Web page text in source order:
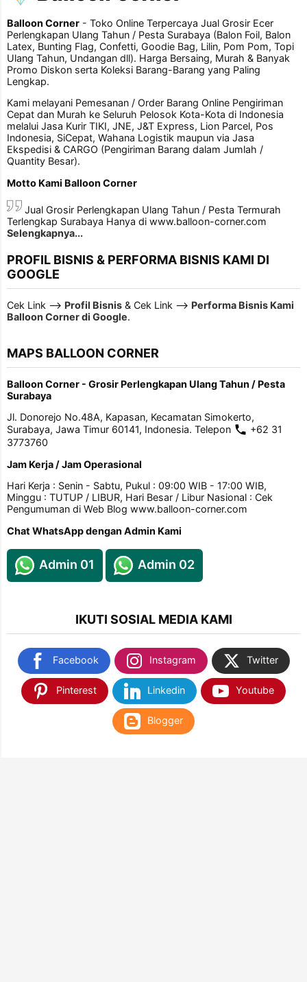
Balloon Corner - Toko Online Terpercaya Jual Grosir Ecer
Perlengkapan Ulang Tahun / Pesta Surabaya (Balon Foil, Balon
Latex, Bunting Flag, Confetti, Goodie Bag, Lilin, Pom Pom, Topi
Ulang Tahun, Undangan dll). Harga Bersaing, Murah & Banyak
Promo Diskon serta Koleksi Barang-Barang yang Paling
Lengkap.
Kami melayani Pemesanan / Order Barang Online Pengiriman
Cepat dan Murah ke Seluruh Pelosok Kota-Kota di Indonesia
melalui Jasa Kurir TIKI, JNE, J&T Express, Lion Parcel, Pos
Indonesia, SiCepat, Wahana Logistik maupun via Jasa
Ekspedisi & CARGO (Pengiriman Barang dalam Jumlah /
Quantity Besar).
Motto Kami Balloon Corner
Jual Grosir Perlengkapan Ulang Tahun / Pesta Termurah
Terlengkap Surabaya Hanya di www.balloon-corner.com
Selengkapnya...
PROFIL BISNIS & PERFORMA BISNIS KAMI DI
GOOGLE
Cek Link --> Profil Bisnis & Cek Link --> Performa Bisnis Kami
Balloon Corner di Google.
MAPS BALLOON CORNER
Balloon Corner - Grosir Perlengkapan Ulang Tahun / Pesta
Surabaya
Jl. Donorejo No.48A, Kapasan, Kecamatan Simokerto,
Surabaya, Jawa Timur 60141, Indonesia. Telepon
+62 31
3773760
Jam Kerja / Jam Operasional
Hari Kerja : Senin - Sabtu, Pukul : 09:00 WIB - 17:00 WIB,
Minggu : TUTUP / LIBUR, Hari Besar / Libur Nasional : Cek
Pengumuman di Web Blog www.balloon-corner.com
Chat WhatsApp dengan Admin Kami
Admin 01 Admin 02
IKUTI SOSIAL MEDIA KAMI
Facebook Instagram Twitter
Pinterest Linkedin Youtube
Blogger